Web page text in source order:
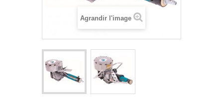
Agrandir l'image